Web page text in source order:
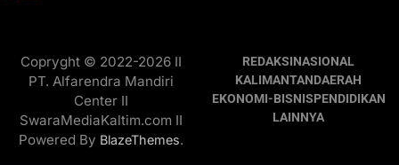
Copryght © 2022-2026 II
PT. Alfarendra Mandiri
Center II
SwaraMediaKaltim.com II
Powered By BlazeThemes.
REDAKSINASIONAL
KALIMANTANDAERAH
EKONOMI-BISNISPENDIDIKAN
LAINNYA